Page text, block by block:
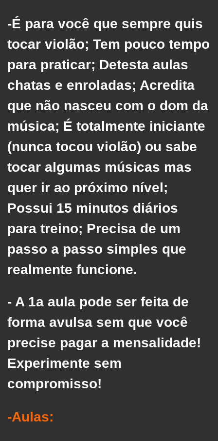
-É para você que sempre quis
tocar violão; Tem pouco tempo
para praticar; Detesta aulas
chatas e enroladas; Acredita
que não nasceu com o dom da
música; É totalmente iniciante
(nunca tocou violão) ou sabe
tocar algumas músicas mas
quer ir ao próximo nível;
Possui 15 minutos diários
para treino; Precisa de um
passo a passo simples que
realmente funcione.
- A 1a aula pode ser feita de
forma avulsa sem que você
precise pagar a mensalidade!
Experimente sem
compromisso!
-Aulas: